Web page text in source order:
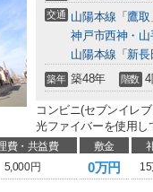
交通 山陽本線 「 鷹取
神戸市西神・山
山陽本線 「 新長
築年 築48年 階数
コンビニ(セブンイレ
光ファイバーを使用
費・共益費 敷金
5,000円 0万円